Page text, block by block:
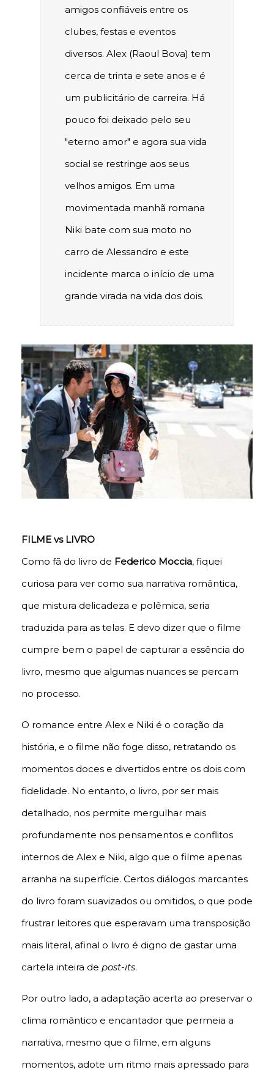
amigos confiáveis entre os
clubes, festas e eventos
diversos. Alex (Raoul Bova) tem
cerca de trinta e sete anos e é
um publicitário de carreira. Há
pouco foi deixado pelo seu
"eterno amor" e agora sua vida
social se restringe aos seus
velhos amigos. Em uma
movimentada manhã romana
Niki bate com sua moto no
carro de Alessandro e este
incidente marca o início de uma
grande virada na vida dos dois.
FILME vs LIVRO
Como fã do livro de Federico Moccia, fiquei
curiosa para ver como sua narrativa romântica,
que mistura delicadeza e polêmica, seria
traduzida para as telas. E devo dizer que o filme
cumpre bem o papel de capturar a essência do
livro, mesmo que algumas nuances se percam
no processo.
O romance entre Alex e Niki é o coração da
história, e o filme não foge disso, retratando os
momentos doces e divertidos entre os dois com
fidelidade. No entanto, o livro, por ser mais
detalhado, nos permite mergulhar mais
profundamente nos pensamentos e conflitos
internos de Alex e Niki, algo que o filme apenas
arranha na superfície. Certos diálogos marcantes
do livro foram suavizados ou omitidos, o que pode
frustrar leitores que esperavam uma transposição
mais literal, afinal o livro é digno de gastar uma
cartela inteira de post-its.
Por outro lado, a adaptação acerta ao preservar o
clima romântico e encantador que permeia a
narrativa, mesmo que o filme, em alguns
momentos, adote um ritmo mais apressado para